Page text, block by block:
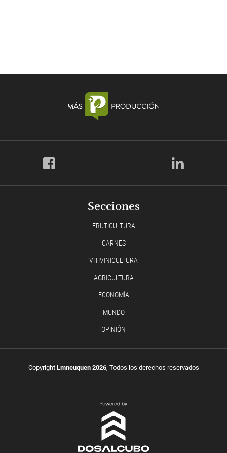
Secciones
FRUTICULTURA
CARNES
VITIVINICULTURA
AGRICULTURA
ECONOMÍA
MUNDO
OPINIÓN
Copyright Lmneuquen 2026, Todos los derechos reservados